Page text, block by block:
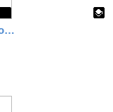
En tu tiempo o en el mío: Antonio Machado